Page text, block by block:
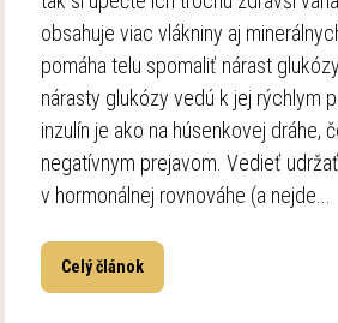
obsahuje viac vlákniny aj
pomáha telu spomaliť nárast
nárasty glukózy vedú k jej rýchlym
inzulín je ako na húsenkovej dráhe,
negatívnym prejavom. Vedieť
v hormonálnej rovnováhe (a nejde...
Celý článok